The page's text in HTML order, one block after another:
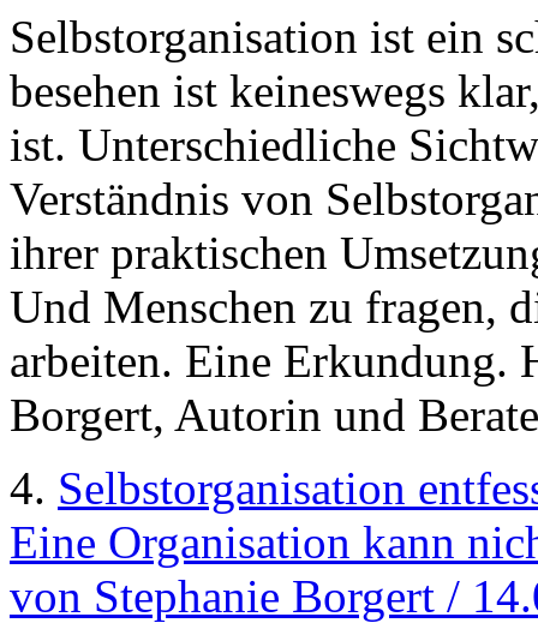
Selbstorganisation ist ein
besehen ist keineswegs
ist. Unterschiedliche
Verständnis von
ihrer praktischen
Und Menschen zu fragen,
arbeiten. Eine Erkundung.
Borgert, Autorin und
4. Selbstorganisation
Eine Organisation kann
von Stephanie Borgert /